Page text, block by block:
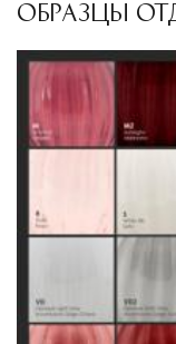
Глобальная
центров
Помимо
Дубай, ОАЭ
Ближнего
—
ОБРАЗЦЫ